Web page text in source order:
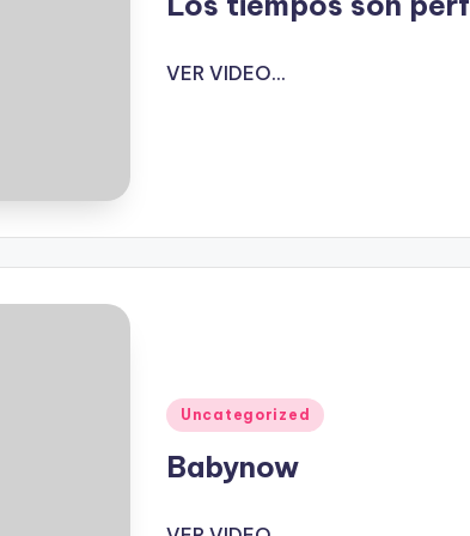
VER VIDEO...
Publicado
Uncategorized
Babynow